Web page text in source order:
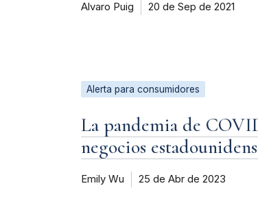
Alvaro Puig 20 de Sep de 2021
Alerta para consumidores
La pandemia de
negocios
Emily Wu 25 de Abr de 2023